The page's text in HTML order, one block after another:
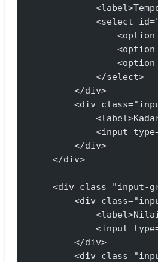
<select
            </select>
        </div>
<div
<input
        </div>
    </div>
<div class="input-
<div
<input
        </div>
<div